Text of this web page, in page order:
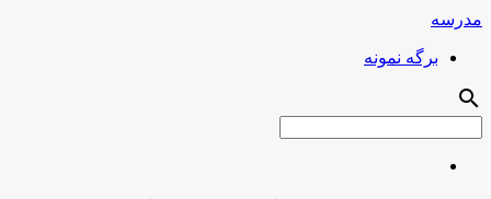
مدرسه
برگه نمونه
search